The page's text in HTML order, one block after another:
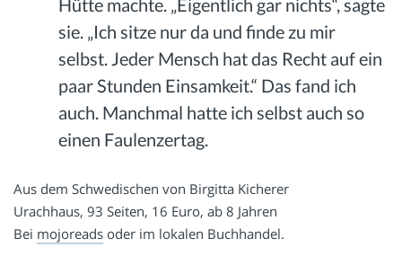
Hütte machte. „Eigentlich gar nichts“, sagte
sie. „Ich sitze nur da und finde zu mir
selbst. Jeder Mensch hat das Recht auf ein
paar Stunden Einsamkeit.“ Das fand ich
auch. Manchmal hatte ich selbst auch so
einen Faulenzertag.
Aus dem Schwedischen von Birgitta Kicherer
Urachhaus, 93 Seiten, 16 Euro, ab 8 Jahren
Bei mojoreads oder im lokalen Buchhandel.